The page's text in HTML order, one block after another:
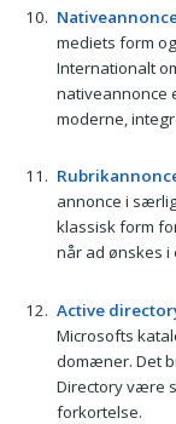
mediets form
Internationalt
nativeannonce
moderne,
annonce i
klassisk form
når ad ønskes
Active
Microsofts
domæner. Det
Directory være
forkortelse.